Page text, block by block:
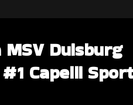
MSV Duisburg
Capelli